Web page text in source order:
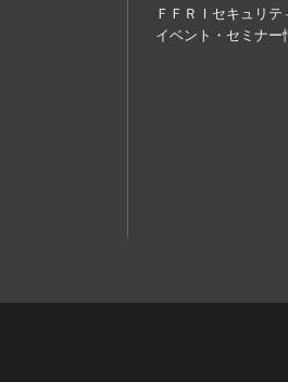
ＦＦＲＩセキュリ
イベント・セミナー